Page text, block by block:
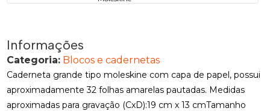
Informações
Categoria: Blocos e cadernetas
Caderneta grande tipo moleskine com capa de papel, possui
aproximadamente 32 folhas amarelas pautadas. Medidas
aproximadas para gravação (CxD):19 cm x 13 cmTamanho